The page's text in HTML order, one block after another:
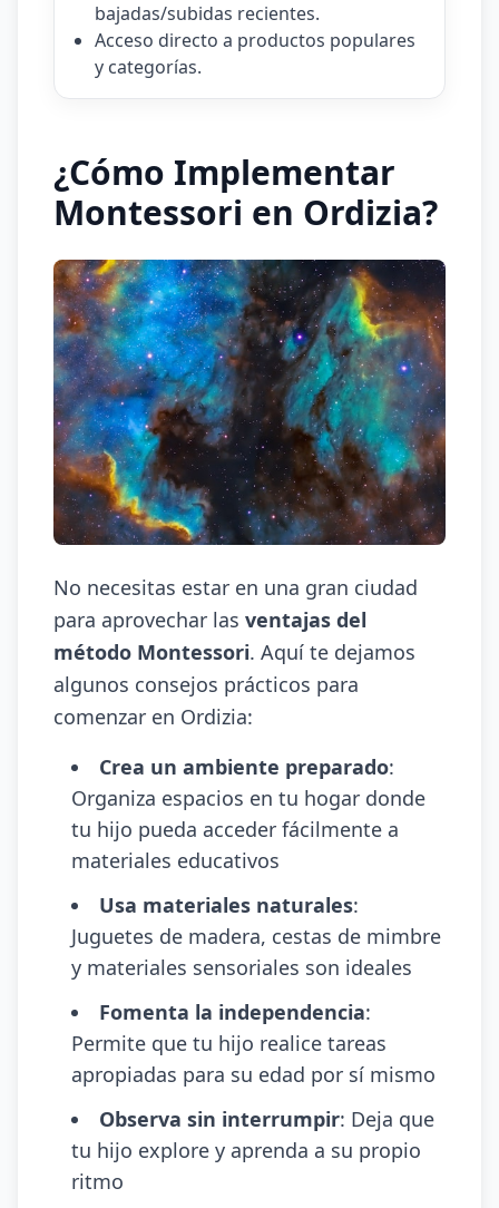
bajadas/subidas recientes.
Acceso directo a productos populares
y categorías.
¿Cómo Implementar
Montessori en Ordizia?
No necesitas estar en una gran ciudad
para aprovechar las ventajas del
método Montessori. Aquí te dejamos
algunos consejos prácticos para
comenzar en Ordizia:
Crea un ambiente preparado:
Organiza espacios en tu hogar donde
tu hijo pueda acceder fácilmente a
materiales educativos
Usa materiales naturales:
Juguetes de madera, cestas de mimbre
y materiales sensoriales son ideales
Fomenta la independencia:
Permite que tu hijo realice tareas
apropiadas para su edad por sí mismo
Observa sin interrumpir: Deja que
tu hijo explore y aprenda a su propio
ritmo